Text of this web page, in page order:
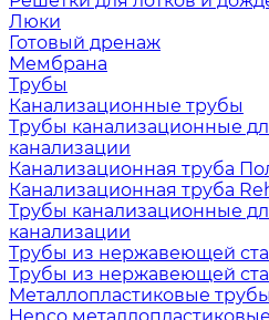
Люки
Готовый дренаж
Мембрана
Трубы
Канализационные трубы
Трубы канализационные
канализации
Канализационная труба
Канализационная труба
Трубы канализационные
канализации
Трубы из нержавеющей
Трубы из нержавеющей
Металлопластиковые трубы